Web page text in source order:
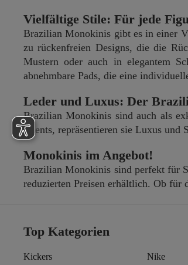
Vielfältige Stile: Für jede
Brazilian Monokinis gibt es in einer
zu rückenfreien Designs, die die
Mustern oder auch in elegantem
abnehmbare Pads, die eine
Leder und Luxus: Der
Brazilian Monokinis sind auch als
Events, repräsentieren sie Luxus und
Monokinis im Angebot!
Brazilian Monokinis sind perfekt für
reduzierten Preisen erhältlich. Ob für
Top Kategorien
Kickers Nike